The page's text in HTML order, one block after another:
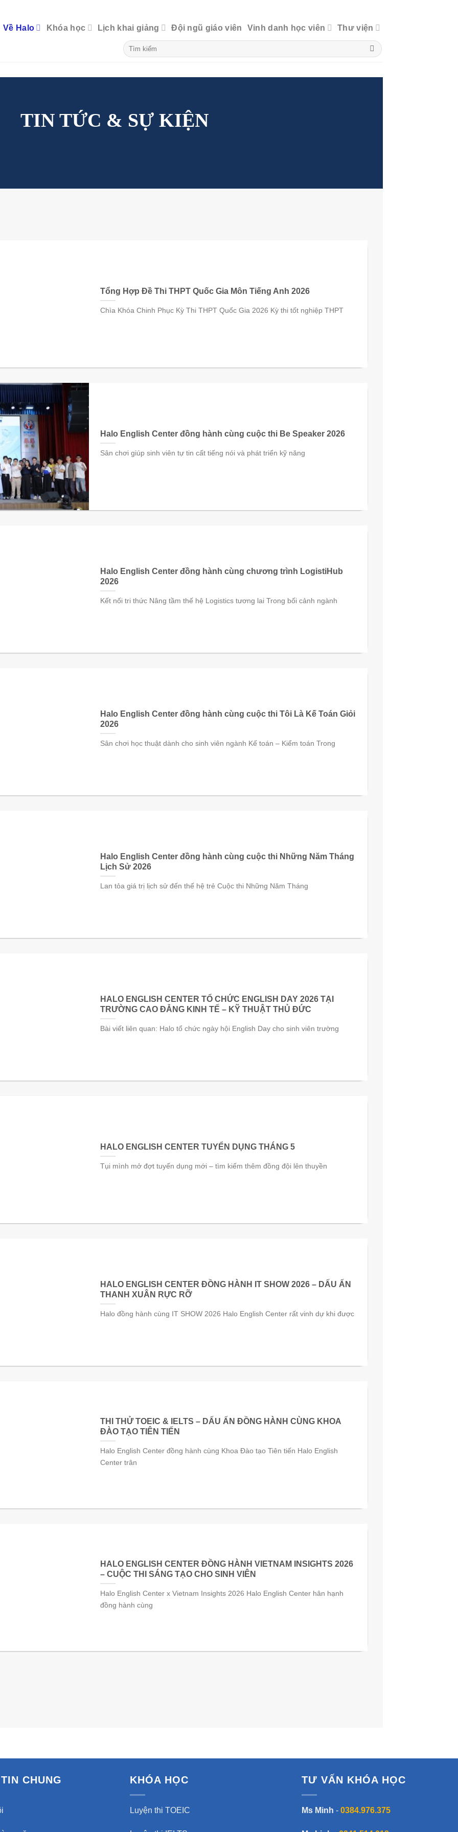
Về Halo Khóa học Lịch khai giảng Đội ngũ giáo viên Vinh danh học viên Thư viện
TIN TỨC & SỰ KIỆN
Tổng Hợp Đề Thi THPT Quốc Gia Môn Tiếng Anh 2026
Chìa Khóa Chinh Phục Kỳ Thi THPT Quốc Gia 2026 Kỳ thi tốt nghiệp THPT
Halo English Center đồng hành cùng cuộc thi Be Speaker 2026
Sân chơi giúp sinh viên tự tin cất tiếng nói và phát triển kỹ năng
Halo English Center đồng hành cùng chương trình LogistiHub
2026
Kết nối tri thức Nâng tầm thế hệ Logistics tương lai Trong bối cảnh ngành
Halo English Center đồng hành cùng cuộc thi Tôi Là Kế Toán Giỏi
2026
Sân chơi học thuật dành cho sinh viên ngành Kế toán – Kiểm toán Trong
Halo English Center đồng hành cùng cuộc thi Những Năm Tháng
Lịch Sử 2026
Lan tỏa giá trị lịch sử đến thế hệ trẻ Cuộc thi Những Năm Tháng
HALO ENGLISH CENTER TỔ CHỨC ENGLISH DAY 2026 TẠI
TRƯỜNG CAO ĐẲNG KINH TẾ – KỸ THUẬT THỦ ĐỨC
Bài viết liên quan: Halo tổ chức ngày hội English Day cho sinh viên trường
HALO ENGLISH CENTER TUYỂN DỤNG THÁNG 5
Tụi mình mở đợt tuyển dụng mới – tìm kiếm thêm đồng đội lên thuyền
HALO ENGLISH CENTER ĐỒNG HÀNH IT SHOW 2026 – DẤU ẤN
THANH XUÂN RỰC RỠ
Halo đồng hành cùng IT SHOW 2026 Halo English Center rất vinh dự khi được
THI THỬ TOEIC & IELTS – DẤU ẤN ĐỒNG HÀNH CÙNG KHOA
ĐÀO TẠO TIÊN TIẾN
Halo English Center đồng hành cùng Khoa Đào tạo Tiên tiến Halo English
Center trân
HALO ENGLISH CENTER ĐỒNG HÀNH VIETNAM INSIGHTS 2026
– CUỘC THI SÁNG TẠO CHO SINH VIÊN
Halo English Center x Vietnam Insights 2026 Halo English Center hân hạnh
đồng hành cùng
CHUNG KHÓA HỌC
Luyện thi TOEIC
TƯ VẤN KHÓA HỌC
Ms Minh - 0384.976.375